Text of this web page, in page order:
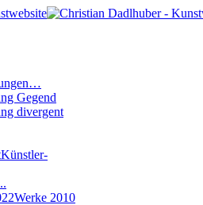
Gegend
divergent
Künstler-
Werke 2010